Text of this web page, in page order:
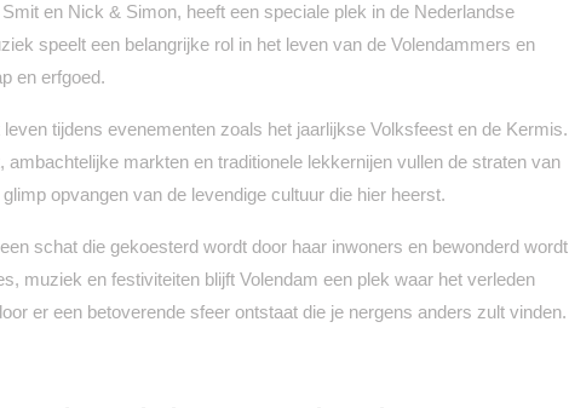
en Nick & Simon, heeft een speciale plek in de Nederlandse
speelt een belangrijke rol in het leven van de Volendammers en
en erfgoed.
tijdens evenementen zoals het jaarlijkse Volksfeest en de Kermis.
markten en traditionele lekkernijen vullen de straten van
opvangen van de levendige cultuur die hier heerst.
schat die gekoesterd wordt door haar inwoners en bewonderd wordt
muziek en festiviteiten blijft Volendam een plek waar het verleden
er een betoverende sfeer ontstaat die je nergens anders zult vinden.